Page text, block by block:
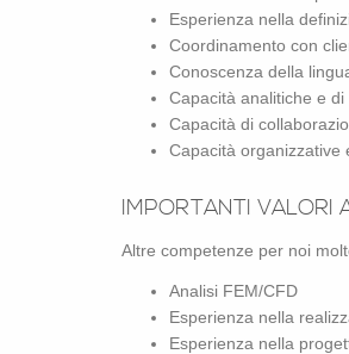
Espe­rien­za nella
Coor­di­na­men­to con
Co­no­scen­za della
Ca­pa­ci­tà ana­li­ti­che e
Ca­pa­ci­tà di
Ca­pa­ci­tà or­ga­niz­za­ti­ve
IM­POR­TAN­TI VA­LO­RI
Altre com­pe­ten­ze per noi
Ana­li­si FEM/CFD
Espe­rien­za nella
Espe­rien­za nella